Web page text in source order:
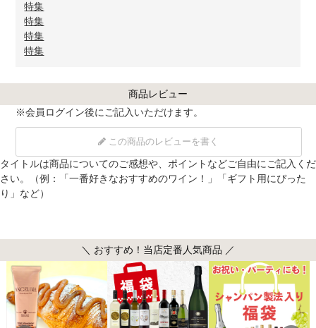
特集
特集
特集
特集
商品レビュー
※会員ログイン後にご記入いただけます。
この商品のレビューを書く
タイトルは商品についてのご感想や、ポイントなどご自由にご記入くだ
さい。（例：「一番好きなおすすめのワイン！」「ギフト用にぴった
り」など）
＼ おすすめ！当店定番人気商品 ／